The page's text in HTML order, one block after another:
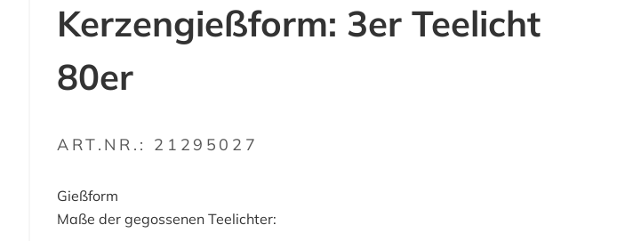
Kerzengießform: 3er Teelicht
80er
ART.NR.: 21295027
Gießform
Maße der gegossenen Teelichter: